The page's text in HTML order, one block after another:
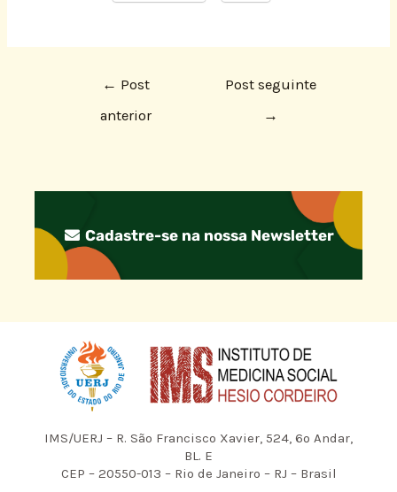
← Post
anterior
Post seguinte
→
Cadastre-se na nossa Newsletter
IMS/UERJ – R. São Francisco Xavier, 524, 6º Andar,
BL. E
CEP – 20550-013 – Rio de Janeiro – RJ – Brasil